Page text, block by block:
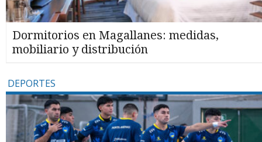
Dormitorios en Magallanes: medidas,
mobiliario y distribución
DEPORTES